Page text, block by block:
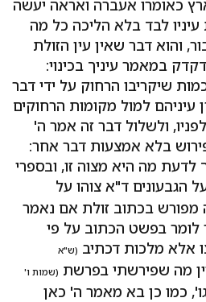
כאומרו אעברה ואראה יעשה
לבד בלא הליכה כל מה
והוא דבר שאין עין הזולת
במאמר עיניך בכינוי:
שיקריבו הרחוק על ידי דבר
עיניהם למול מקומות הרחוקים
ולשלול דבר זה אמר ה'
בלא אמצעות דבר אחר:
לדעת מה היא מצוה זו, ובספרי
הגבעונים ד"א צוהו על
מפורש בכתוב זולת אם נאמר
בפשט הכתוב על פי
אלא מלכות דכתיב (ש"א
מה שפירשתי בפרשת (שמות ו'
כמו כן בא מאמר ה' כאן